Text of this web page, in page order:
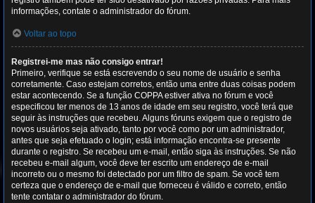
informações, contate o administrador do fórum.
Voltar ao topo
Registrei-me mas não consigo entrar!
Primeiro, verifique se está escrevendo o seu nome de usuário e senha
corretamente. Caso estejam corretos, então uma entre duas coisas podem
estar acontecendo. Se a função COPPA estiver ativa no fórum e você
especificou ter menos de 13 anos de idade em seu registro, você terá que
seguir às instruções que recebeu. Alguns fóruns exigem que o registro de
novos usuários seja ativado, tanto por você como por um administrador,
antes que seja efetuado o login; está informação encontra-se presente
durante o registro. Se recebeu um e-mail, então siga às instruções. Se não
recebeu e-mail algum, você deve ter escrito um endereço de e-mail
incorreto ou o mesmo foi detectado por um filtro de spam. Se você tem
certeza que o endereço de e-mail que forneceu é válido e correto, então
tente contatar o administrador do fórum.